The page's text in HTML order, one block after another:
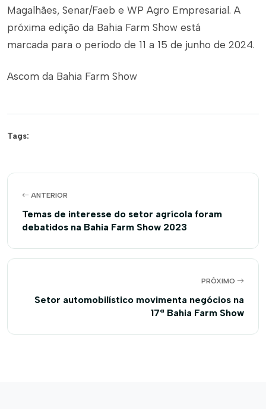
Magalhães, Senar/Faeb e WP Agro Empresarial. A
próxima edição da Bahia Farm Show está
marcada para o período de 11 a 15 de junho de 2024.
Ascom da Bahia Farm Show
Tags:
ANTERIOR
Temas de interesse do setor agrícola foram
debatidos na Bahia Farm Show 2023
PRÓXIMO
Setor automobilístico movimenta negócios na
17ª Bahia Farm Show